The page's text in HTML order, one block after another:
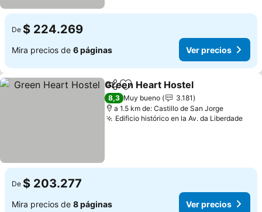
De $ 224.269
Mira precios de 6 páginas Ver precios
CompartirAgregar a favoritos
Green Heart Hostel
8,3 Muy bueno
3.181
a 1.5 km de: Castillo de San Jorge
Edificio histórico en la Av. da Liberdade
De $ 203.277
Mira precios de 8 páginas Ver precios